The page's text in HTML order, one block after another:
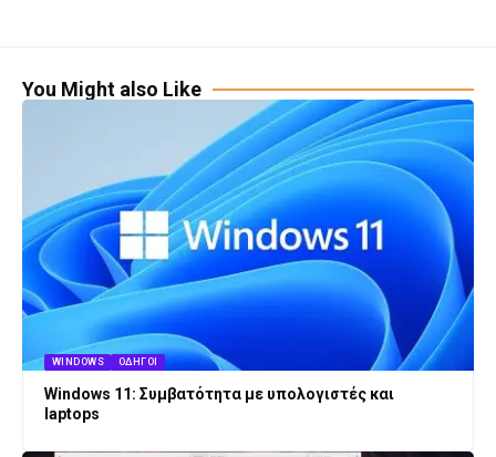
You Might also Like
WINDOWS ΟΔΗΓΟΊ
Windows 11: Συμβατότητα με υπολογιστές και
laptops